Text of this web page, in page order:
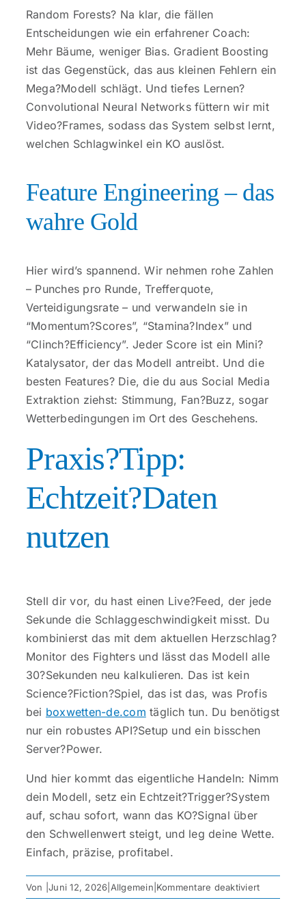
Random Forests? Na klar, die fällen
Entscheidungen wie ein erfahrener Coach:
Mehr Bäume, weniger Bias. Gradient Boosting
ist das Gegenstück, das aus kleinen Fehlern ein
Mega?Modell schlägt. Und tiefes Lernen?
Convolutional Neural Networks füttern wir mit
Video?Frames, sodass das System selbst lernt,
welchen Schlagwinkel ein KO auslöst.
Feature Engineering – das
wahre Gold
Hier wird’s spannend. Wir nehmen rohe Zahlen
– Punches pro Runde, Trefferquote,
Verteidigungsrate – und verwandeln sie in
“Momentum?Scores”, “Stamina?Index” und
“Clinch?Efficiency”. Jeder Score ist ein Mini?
Katalysator, der das Modell antreibt. Und die
besten Features? Die, die du aus Social Media
Extraktion ziehst: Stimmung, Fan?Buzz, sogar
Wetterbedingungen im Ort des Geschehens.
Praxis?Tipp:
Echtzeit?Daten
nutzen
Stell dir vor, du hast einen Live?Feed, der jede
Sekunde die Schlaggeschwindigkeit misst. Du
kombinierst das mit dem aktuellen Herzschlag?
Monitor des Fighters und lässt das Modell alle
30?Sekunden neu kalkulieren. Das ist kein
Science?Fiction?Spiel, das ist das, was Profis
bei boxwetten-de.com täglich tun. Du benötigst
nur ein robustes API?Setup und ein bisschen
Server?Power.
Und hier kommt das eigentliche Handeln: Nimm
dein Modell, setz ein Echtzeit?Trigger?System
auf, schau sofort, wann das KO?Signal über
den Schwellenwert steigt, und leg deine Wette.
Einfach, präzise, profitabel.
Von |Juni 12, 2026 Allgemein Kommentare deaktiviertfür